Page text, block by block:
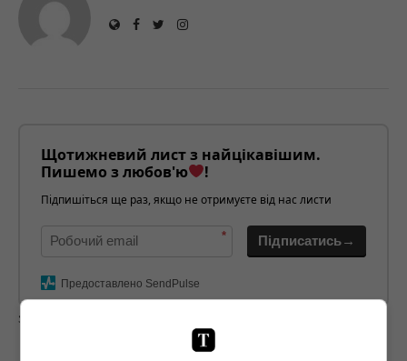
Щотижневий лист з найцікавішим.
Пишемо з любов'ю
!
Підпишіться ще раз, якщо не отримуєте від нас листи
* Підписатись→
Предоставлено SendPulse
загрузка...